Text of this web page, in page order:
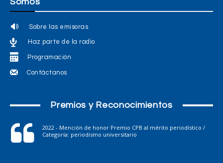
Sobre las emisoras
Haz parte de la radio
Programación
Contáctanos
Premios y Reconocimientos
2022 - Mención de honor Premio CPB al mérito periodístico /
Categoría: periodismo universitario